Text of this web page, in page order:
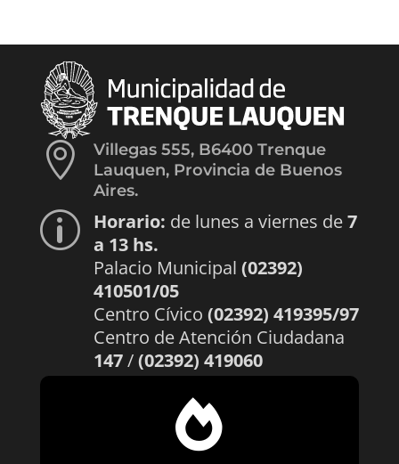

Villegas 555, B6400 Trenque
Lauquen, Provincia de Buenos
Aires.
p Horario: de lunes a viernes de7
a 13 hs.
Palacio Municipal (02392)
410501/05
Centro Cívico (02392) 419395/97
Centro de Atención Ciudadana
147/(02392) 419060
